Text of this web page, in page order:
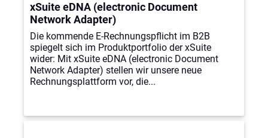
xSuite eDNA (electronic Document
Network Adapter)
Die kommende E-Rechnungspflicht im B2B
spiegelt sich im Produktportfolio der xSuite
wider: Mit xSuite eDNA (electronic Document
Network Adapter) stellen wir unsere neue
Rechnungsplattform vor, die...